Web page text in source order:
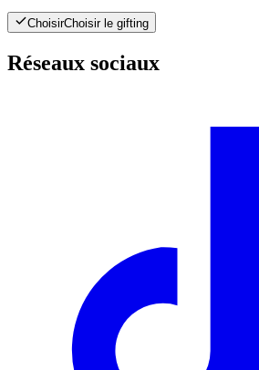
ChoisirChoisir le gifting
Réseaux sociaux